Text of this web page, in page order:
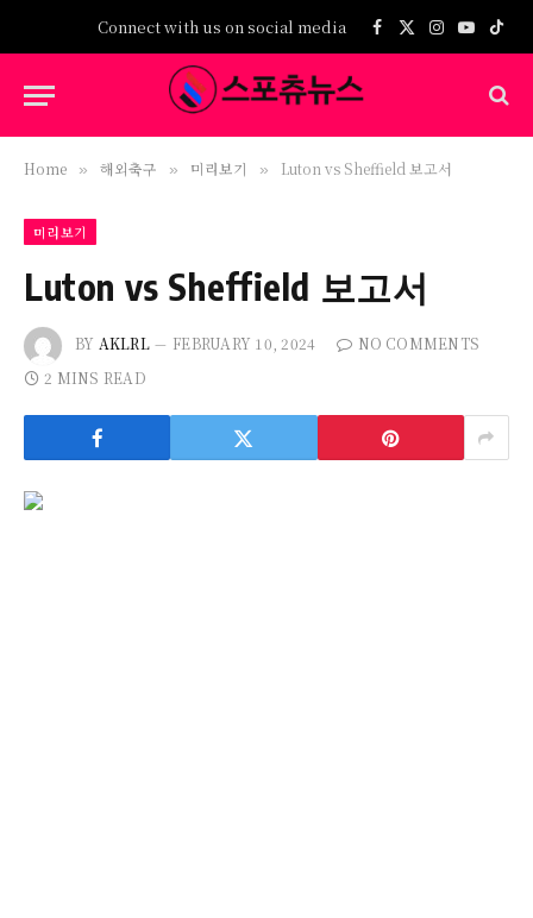
Connect with us on social media Facebook
X
Instagram
Home » 해외축구 » 미리보기 » Luton vs Sheffield 보고서
미리보기
Luton vs Sheffield 보고서
BY AKLRL FEBRUARY 10, 2024
NO COMMENTS
2 MINS READ